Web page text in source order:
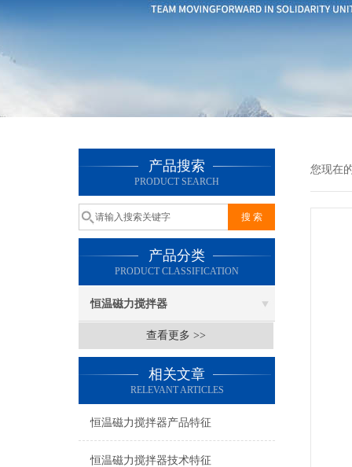
产品搜索
PRODUCT SEARCH
产品分类
PRODUCT CLASSIFICATION
恒温磁力搅拌器
查看更多 >>
相关文章
RELEVANT ARTICLES
恒温磁力搅拌器产品特征
恒温磁力搅拌器技术特征
您现在